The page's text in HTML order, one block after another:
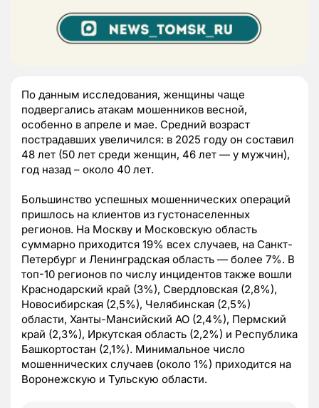
По данным исследования, женщины чаще
подвергались атакам мошенников весной,
особенно в апреле и мае. Средний возраст
пострадавших увеличился: в 2025 году он составил
48 лет (50 лет среди женщин, 46 лет — у мужчин),
год назад – около 40 лет.
Большинство успешных мошеннических операций
пришлось на клиентов из густонаселенных
регионов. На Москву и Московскую область
суммарно приходится 19% всех случаев, на Санкт-
Петербург и Ленинградская область — более 7%. В
топ-10 регионов по числу инцидентов также вошли
Краснодарский край (3%), Свердловская (2,8%),
Новосибирская (2,5%), Челябинская (2,5%)
области, Ханты-Мансийский АО (2,4%), Пермский
край (2,3%), Иркутская область (2,2%) и Республика
Башкортостан (2,1%). Минимальное число
мошеннических случаев (около 1%) приходится на
Воронежскую и Тульскую области.